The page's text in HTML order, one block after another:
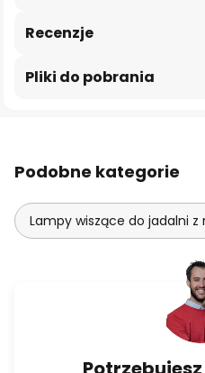
Recenzje
Pliki do pobrania
Podobne kategorie
Lampy wiszące do jadalni